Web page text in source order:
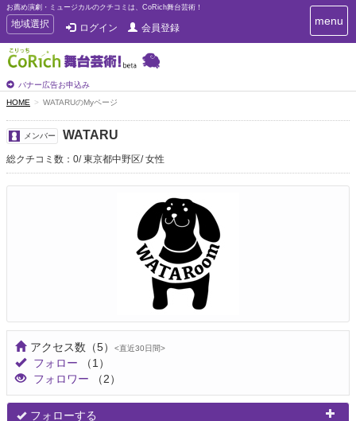
お薦め演劇・ミュージカルのクチコミは、CoRich舞台芸術！
T
o
g
g
e
n
a
v
i
g
a
t
地域選択 ログイン 会員登録
バナー広告お申込み
T
o
menu
HOME WATARUのMyページ
メンバー WATARU
総クチコミ数：0 東京都中野区 女性
アクセス数 （5） <直近30日間>
フォロー
（1）
フォロワー
（2）
フォローする